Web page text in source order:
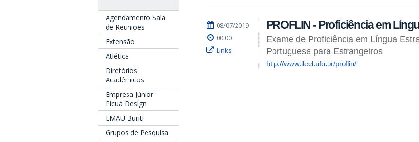
Agendamento Sala
de Reuniões
Extensão
Atlética
Diretórios
Acadêmicos
Empresa Júnior
Picuá Design
EMAU Buriti
Grupos de Pesquisa
08/07/2019
00:00
Links
PROFLIN - Proficiência em
Exame de Proficiência em Língua
Portuguesa para Estrangeiros
http://www.ileel.ufu.br/proflin/